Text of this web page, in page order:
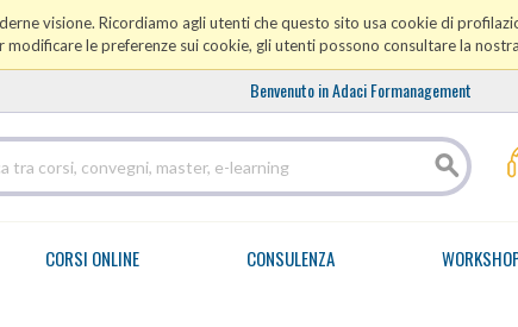
visione. Ricordiamo agli utenti che questo sito usa cookie di
le preferenze sui cookie, gli utenti possono consultare la nostra
Benvenuto in Adaci Formanagement
CORSI ONLINE CONSULENZA